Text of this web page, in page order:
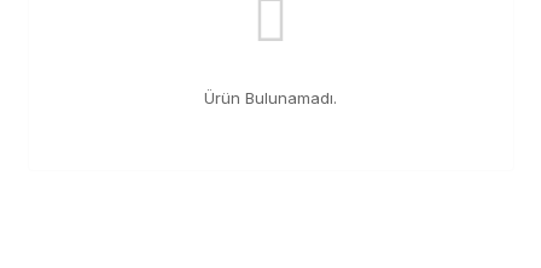
Ürün Bulunamadı.